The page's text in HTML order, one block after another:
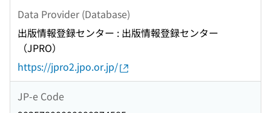
Data Provider (Database)
出版情報登録センター : 出版情報登録センター
（JPRO）
https://jpro2.jpo.or.jp/
JP-e Code